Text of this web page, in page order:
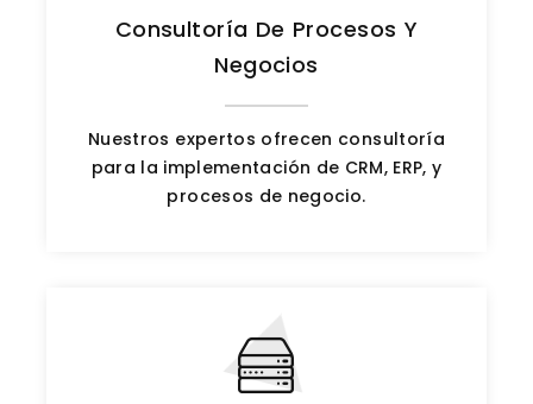
Consultoría De Procesos Y
Negocios
Nuestros expertos ofrecen consultoría
para la implementación de CRM, ERP, y
procesos de negocio.